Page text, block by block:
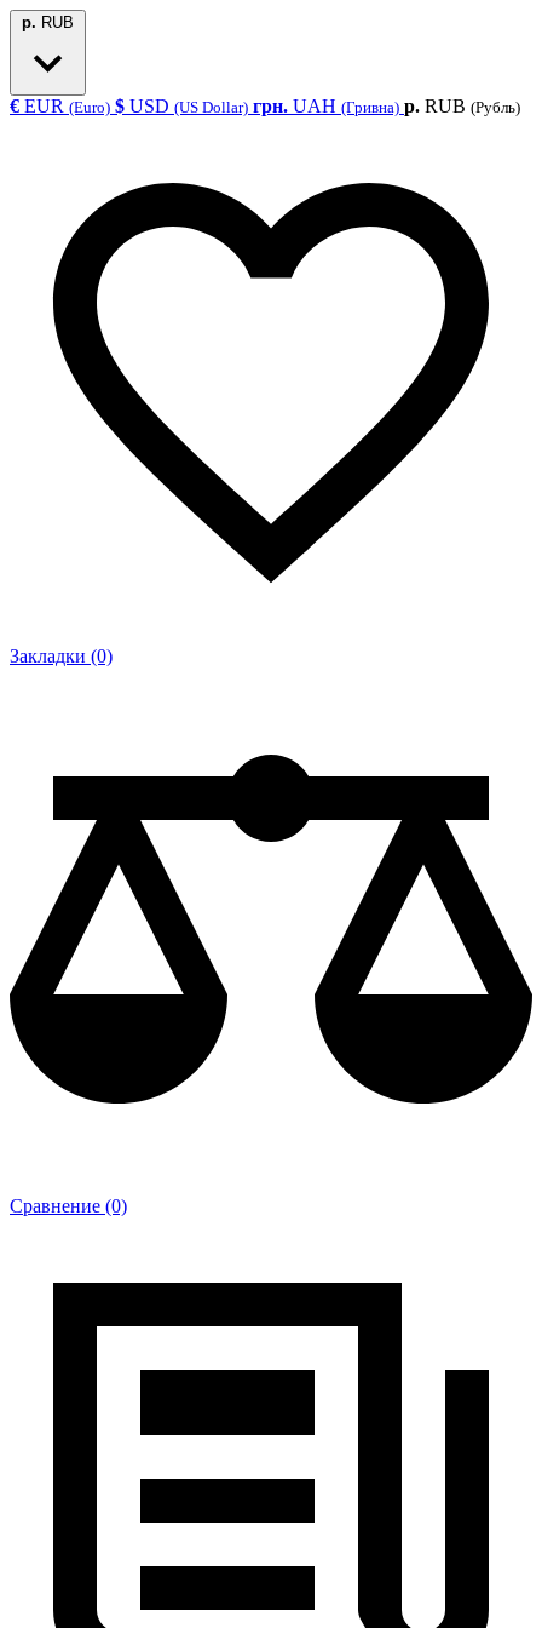
р. RUB
€ EUR (Euro) $ USD (US Dollar) грн. UAH (Гривна) р. RUB (Рубль)
Закладки (0)
Сравнение (0)